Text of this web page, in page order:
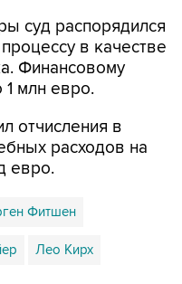
суд распорядился
в качестве
Финансовому
1 млн евро.
отчисления в
расходов на
евро.
Фитшен
Лео Кирх